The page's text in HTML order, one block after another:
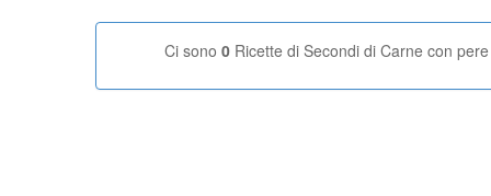
Ci sono 0 Ricette di Secondi di Carne con pere